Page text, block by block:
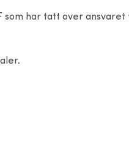
som har tatt over ansvaret